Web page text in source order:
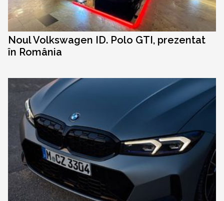
Noul Volkswagen ID. Polo GTI, prezentat
în România